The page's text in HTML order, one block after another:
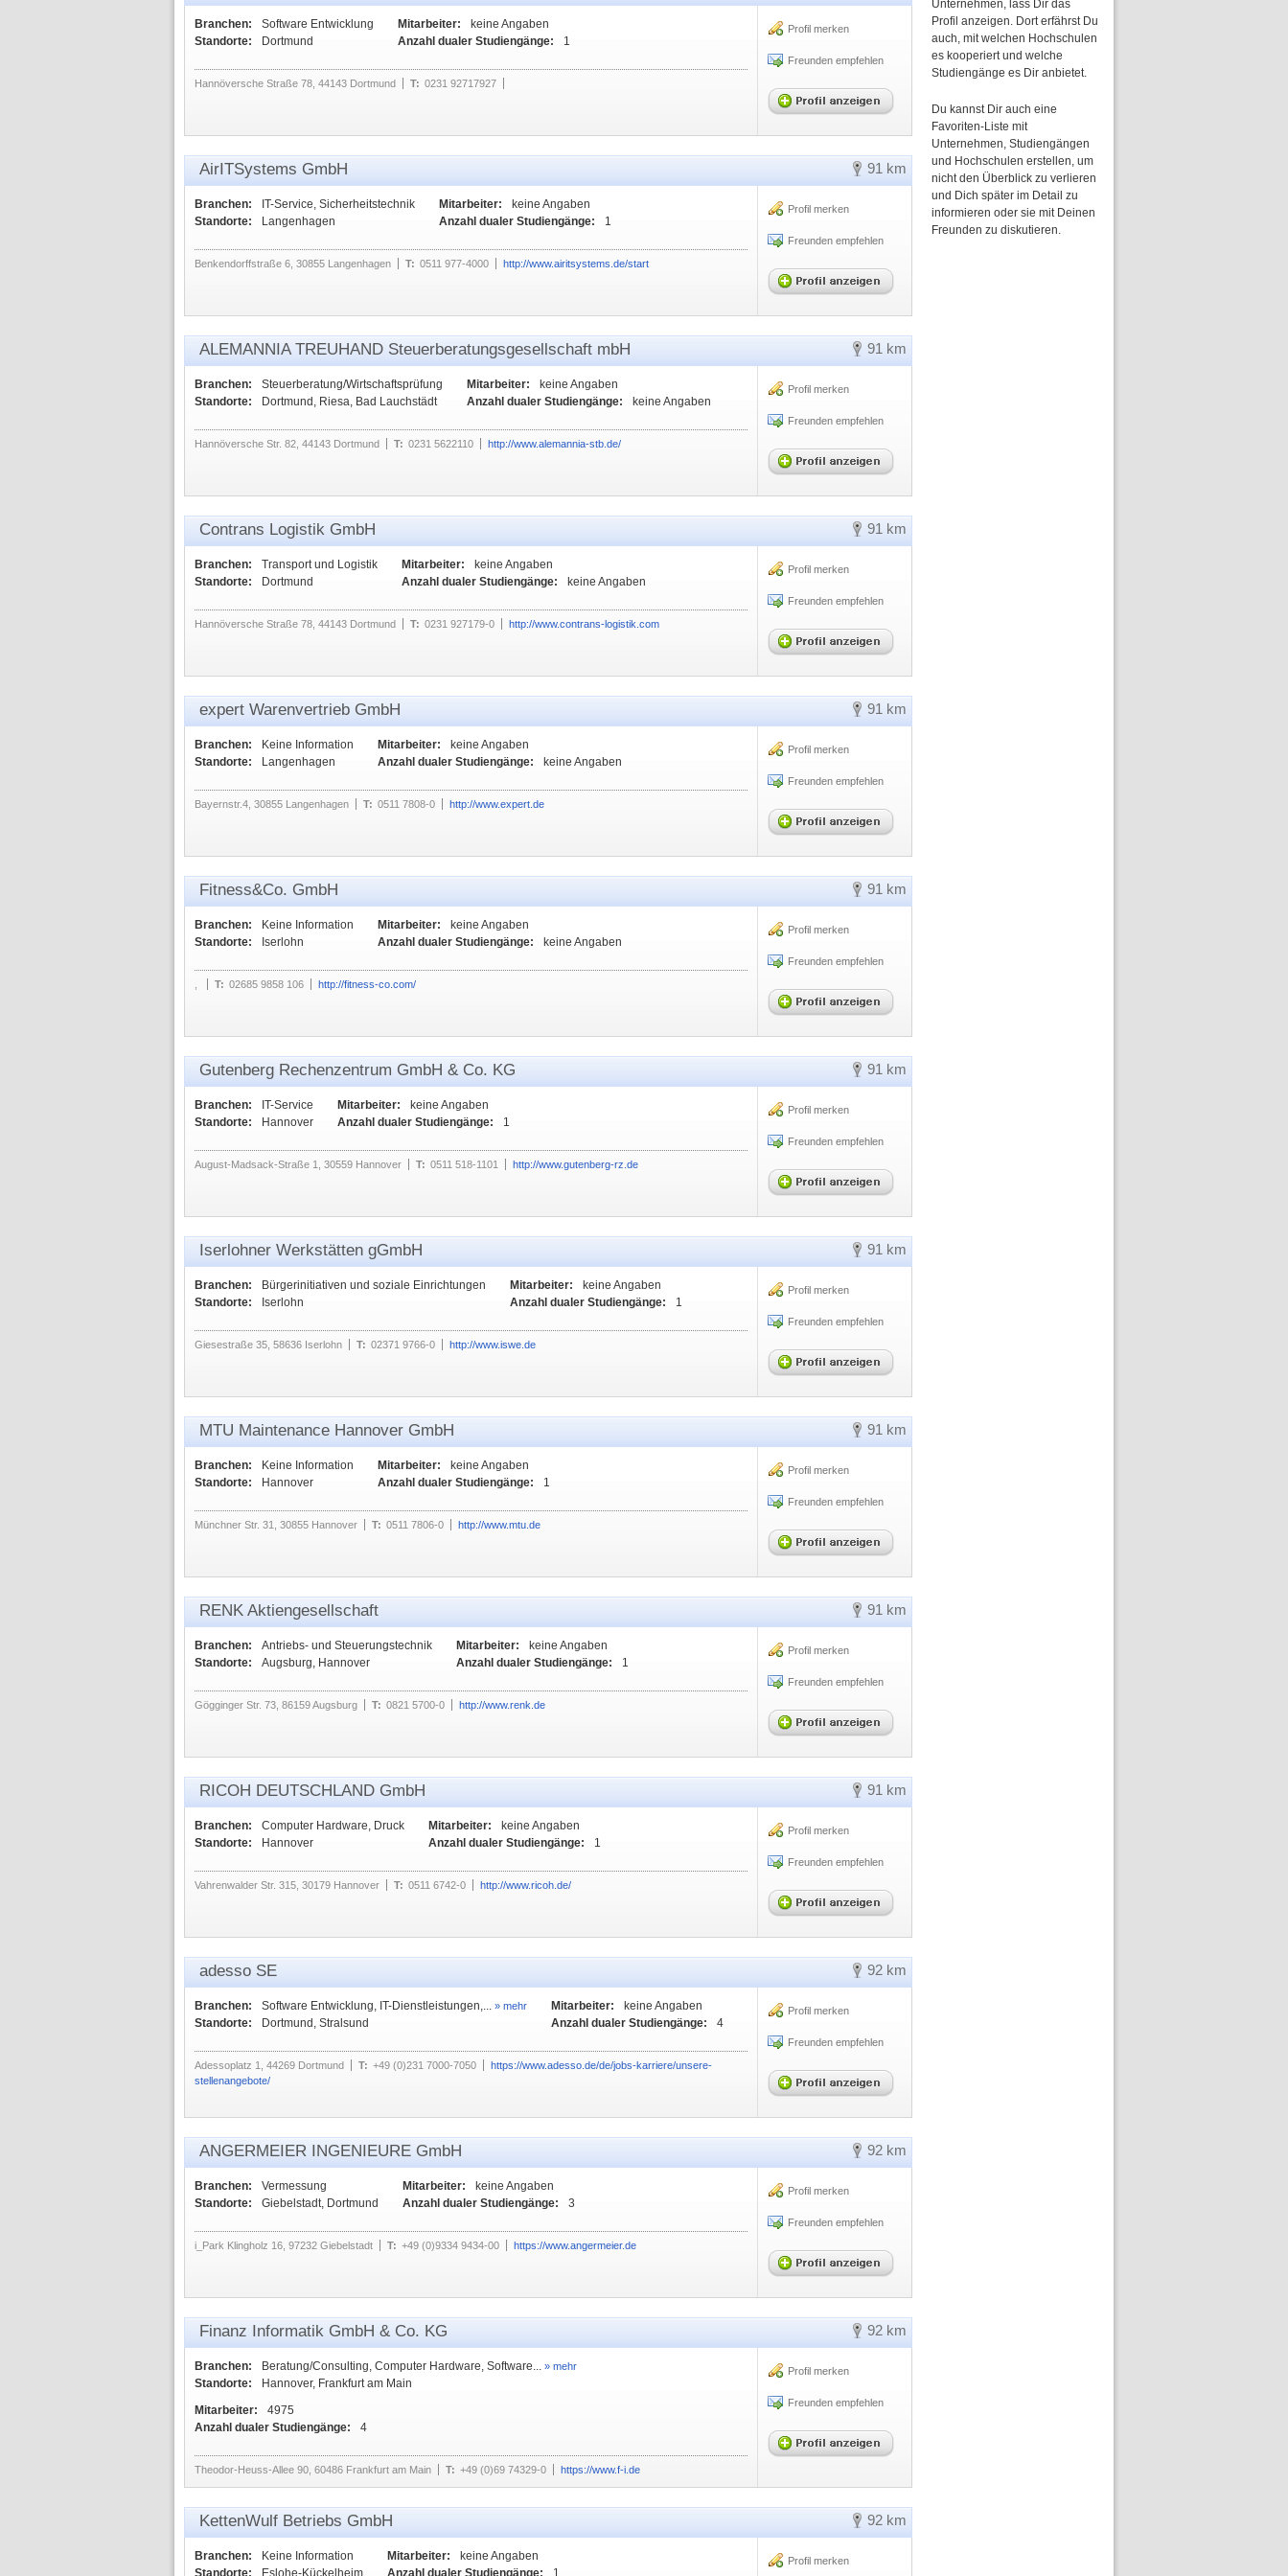
Branchen:
Software Entwicklung
Standorte:
Dortmund
Mitarbeiter:
keine Angaben
Anzahl dualer Studiengänge:
1
Hannöversche Straße 78, 44143 Dortmund T: 0231 92717927
Profil merken
Freunden empfehlen
91 km
AirITSystems GmbH
Branchen:
IT-Service, Sicherheitstechnik
Standorte:
Langenhagen
Mitarbeiter:
keine Angaben
Anzahl dualer Studiengänge:
1
Benkendorffstraße 6, 30855 Langenhagen T: 0511 977-4000 http://www.airitsystems.de/start
Profil merken
Freunden empfehlen
91 km
ALEMANNIA TREUHAND Steuerberatungsgesellschaft mbH
Branchen:
Steuerberatung/Wirtschaftsprüfung
Standorte:
Dortmund, Riesa, Bad Lauchstädt
Mitarbeiter:
keine Angaben
Anzahl dualer Studiengänge:
keine Angaben
Hannöversche Str. 82, 44143 Dortmund T: 0231 5622110 http://www.alemannia-stb.de/
Profil merken
Freunden empfehlen
91 km
Contrans Logistik GmbH
Branchen:
Transport und Logistik
Standorte:
Dortmund
Mitarbeiter:
keine Angaben
Anzahl dualer Studiengänge:
keine Angaben
Hannöversche Straße 78, 44143 Dortmund T: 0231 927179-0 http://www.contrans-logistik.com
Profil merken
Freunden empfehlen
91 km
expert Warenvertrieb GmbH
Branchen:
Keine Information
Standorte:
Langenhagen
Mitarbeiter:
keine Angaben
Anzahl dualer Studiengänge:
keine Angaben
Bayernstr.4, 30855 Langenhagen T: 0511 7808-0 http://www.expert.de
Profil merken
Freunden empfehlen
91 km
Fitness&Co. GmbH
Branchen:
Keine Information
Standorte:
Iserlohn
Mitarbeiter:
keine Angaben
Anzahl dualer Studiengänge:
keine Angaben
T: 02685 9858 106 http://fitness-co.com/
Profil merken
Freunden empfehlen
91 km
Gutenberg Rechenzentrum GmbH & Co. KG
Branchen:
IT-Service
Standorte:
Hannover
Mitarbeiter:
keine Angaben
Anzahl dualer Studiengänge:
1
August-Madsack-Straße 1, 30559 Hannover T: 0511 518-1101 http://www.gutenberg-rz.de
Profil merken
Freunden empfehlen
91 km
Iserlohner Werkstätten gGmbH
Branchen:
Bürgerinitiativen und soziale Einrichtungen
Standorte:
Iserlohn
Mitarbeiter:
keine Angaben
Anzahl dualer Studiengänge:
1
Giesestraße 35, 58636 Iserlohn T: 02371 9766-0 http://www.iswe.de
Profil merken
Freunden empfehlen
91 km
MTU Maintenance Hannover GmbH
Branchen:
Keine Information
Standorte:
Hannover
Mitarbeiter:
keine Angaben
Anzahl dualer Studiengänge:
1
Münchner Str. 31, 30855 Hannover T: 0511 7806-0 http://www.mtu.de
Profil merken
Freunden empfehlen
91 km
RENK Aktiengesellschaft
Branchen:
Antriebs- und Steuerungstechnik
Standorte:
Augsburg, Hannover
Mitarbeiter:
keine Angaben
Anzahl dualer Studiengänge:
1
Gögginger Str. 73, 86159 Augsburg T: 0821 5700-0 http://www.renk.de
Profil merken
Freunden empfehlen
91 km
RICOH DEUTSCHLAND GmbH
Branchen:
Computer Hardware, Druck
Standorte:
Hannover
Mitarbeiter:
keine Angaben
Anzahl dualer Studiengänge:
1
Vahrenwalder Str. 315, 30179 Hannover T: 0511 6742-0 http://www.ricoh.de/
Profil merken
Freunden empfehlen
92 km
adesso SE
Branchen: Software Entwicklung, IT-Dienstleistungen,... » mehr
Standorte: Dortmund, Stralsund
Mitarbeiter:
keine Angaben
Anzahl dualer Studiengänge:
4
Adessoplatz 1, 44269 Dortmund T: +49 (0)231 7000-7050
https://www.adesso.de/de/jobs-karriere/unsere-
stellenangebote/
Profil merken
Freunden empfehlen
92 km
ANGERMEIER INGENIEURE GmbH
Branchen:
Vermessung
Standorte:
Giebelstadt, Dortmund
Mitarbeiter:
keine Angaben
Anzahl dualer Studiengänge:
3
i_Park Klingholz 16, 97232 Giebelstadt T: +49 (0)9334 9434-00 https://www.angermeier.de
Profil merken
Freunden empfehlen
92 km
Finanz Informatik GmbH & Co. KG
Branchen: Beratung/Consulting, Computer Hardware, Software... » mehr
Standorte:
Hannover, Frankfurt am Main
Mitarbeiter:
4975
Anzahl dualer Studiengänge:
4
Theodor-Heuss-Allee 90, 60486 Frankfurt am Main T: +49 (0)69 74329-0 https://www.f-i.de
Profil merken
Freunden empfehlen
92 km
KettenWulf Betriebs GmbH
Branchen:
Keine Information
Standorte:
Eslohe-Kückelheim
Mitarbeiter:
keine Angaben
Anzahl dualer Studiengänge:
1
Profil merken
Unternehmen, lass Dir das
Profil anzeigen. Dort erfährst Du
auch, mit welchen Hochschulen
es kooperiert und welche
Studiengänge es Dir anbietet.
Du kannst Dir auch eine
Favoriten-Liste mit
Unternehmen, Studiengängen
und Hochschulen erstellen, um
nicht den Überblick zu verlieren
und Dich später im Detail zu
informieren oder sie mit Deinen
Freunden zu diskutieren.